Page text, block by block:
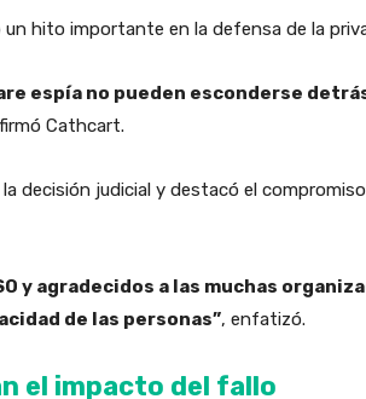
hito importante en la defensa de la
espía no pueden esconderse
Cathcart.
decisión judicial y destacó el
y agradecidos a las muchas
de las personas”, enfatizó.
el impacto del fallo